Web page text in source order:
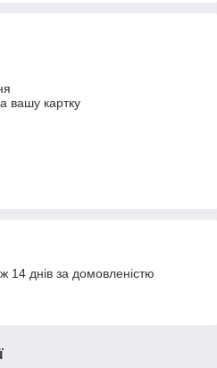
вашу картку
14 днів за домовленістю